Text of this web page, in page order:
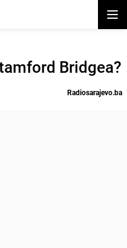
Bridgea?
Radiosarajevo.ba